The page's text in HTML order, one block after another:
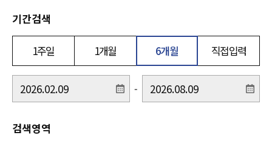
기간검색
1주일 1개월 6개월 직접입력
-
검색영역